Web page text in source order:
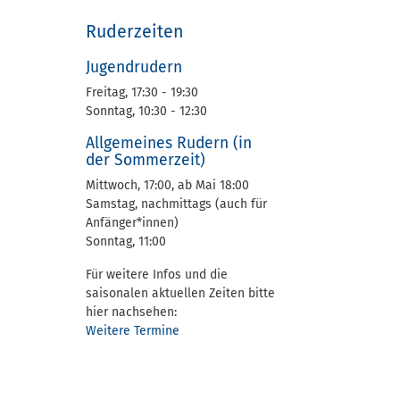
Ruderzeiten
Jugendrudern
Freitag, 17:30 - 19:30
Sonntag, 10:30 - 12:30
Allgemeines Rudern (in
der Sommerzeit)
Mittwoch, 17:00, ab Mai 18:00
Samstag, nachmittags (auch für
Anfänger*innen)
Sonntag, 11:00
Für weitere Infos und die
saisonalen aktuellen Zeiten bitte
hier nachsehen:
Weitere Termine